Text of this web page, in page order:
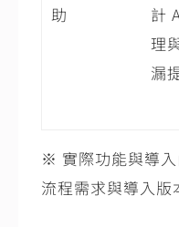
助
計
理
漏
※ 實際功能與導入
流程需求與導入版